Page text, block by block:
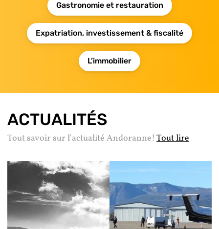
Gastronomie et restauration
Expatriation, investissement & fiscalité
L’immobilier
ACTUALITÉS
Tout savoir sur l'actualité Andoranne! Tout lire